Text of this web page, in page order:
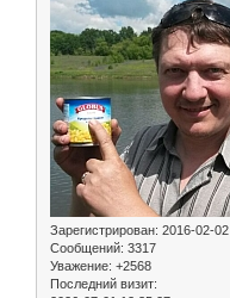
Зарегистрирован: 2016-02-02
Сообщений: 3317
Уважение: +2568
Последний визит: